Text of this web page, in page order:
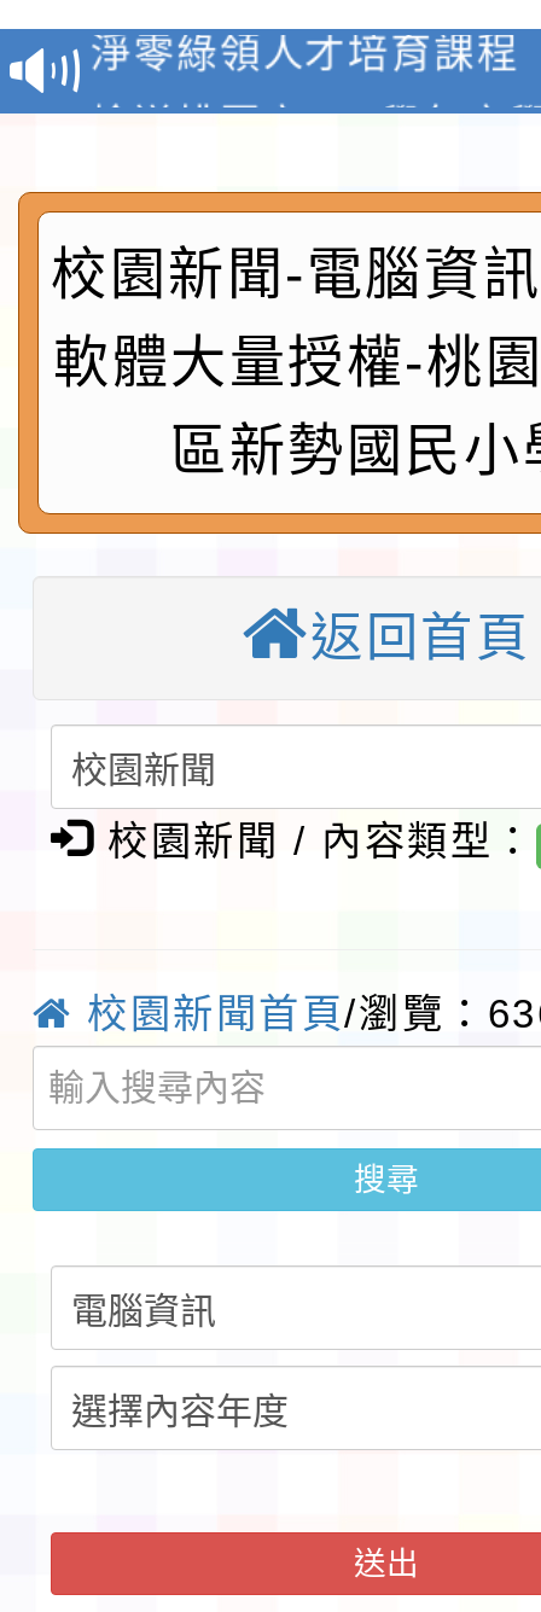
報
淨零綠領人才培育課程
檢送桃園市115學年度
實施要點各1份
程
函轉國家通訊傳播委員
鎮韌性（防空）演習－
速演練執行計畫」
法」
本校115學年度第1學
第3次招考代課鐘點教
告(不再辦理後續甄選)
檢送「桃園市115學年
賽實施要點」1份
本市「115學年度學生
程安排一案
「桃園市補助參觀特色
請一案
報
淨零綠領人才培育課程
檢送桃園市115學年度
鎮韌性（防空）演習－
速演練執行計畫」
「115年金融知識線上
法」
本校115學年度第1學
第3次招考代課鐘點教
檢送「桃園市115學年
賽實施要點」1份
本市「115學年度學生
程安排一案
「桃園市補助參觀特色
展演活動實施計畫」
校園新聞-電腦資
軟體大量授權-桃
區新勢國民小
返回首頁
校園新聞 / 內容類型：
校園新聞首頁/瀏覽：
搜尋
送出